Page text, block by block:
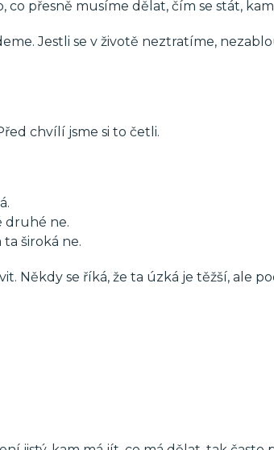
co přesně musíme dělat, čím se stát,
Jestli se v životě neztratíme,
chvílí jsme si to četli.
druhé ne.
široká ne.
Někdy se říká, že ta úzká je těžší, ale